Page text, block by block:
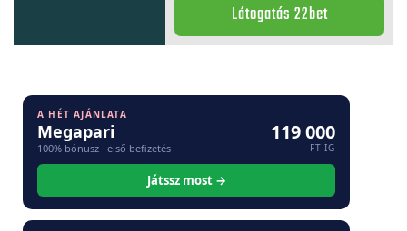
Látogatás 22bet
A HÉT AJÁNLATA
Megapari
100% bónusz · első befizetés
119 000
FT-IG
Játssz most →